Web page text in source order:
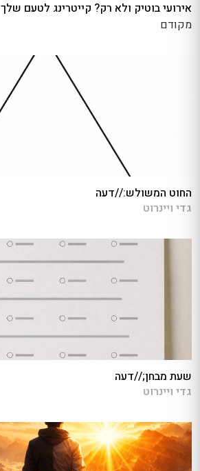
אירועי בוטיק ולא רק? קייטרינג לטעם שלך
מקודם
החוט המשולש://דעה
גדי ויינרוט
שעת מבחן;//דעה
גדי ויינרוט